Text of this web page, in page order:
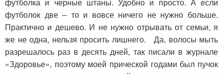
футболок две – то и вовсе ничего не нужно больше.
Практично и дешево. И не нужно отрывать от семьи, я
же не одна, нельзя просить лишнего. Да, волосы мыть
разрешалось раз в десять дней, так писали в журнале
«Здоровье», поэтому моей прической годами был пучок